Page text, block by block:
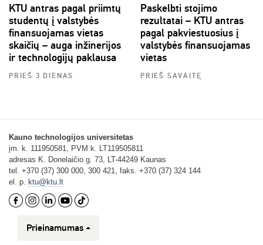
KTU antras pagal priimtų
studentų į valstybės
finansuojamas vietas
skaičių – auga inžinerijos
ir technologijų paklausa
PRIEŠ 3 DIENAS
Paskelbti stojimo
rezultatai – KTU antras
pagal pakviestuosius į
valstybės finansuojamas
vietas
PRIEŠ SAVAITĘ
Kauno technologijos universitetas
įm. k. 111950581, PVM k. LT119505811
adresas K. Donelaičio g. 73, LT-44249 Kaunas
tel. +370 (37) 300 000, 300 421, faks. +370 (37) 324 144
el. p.
ktu@ktu.lt
Prieinamumas